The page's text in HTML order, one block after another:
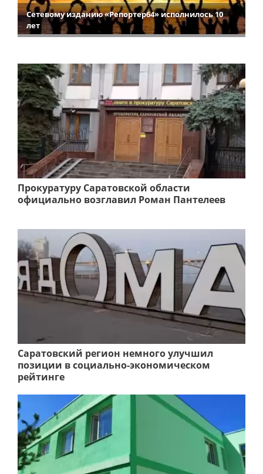
Сетевому изданию «Репортер64» исполнилось 10
лет
Прокуратуру Саратовской области
официально возглавил Роман Пантелеев
Саратовский регион немного улучшил
позиции в социально-экономическом
рейтинге